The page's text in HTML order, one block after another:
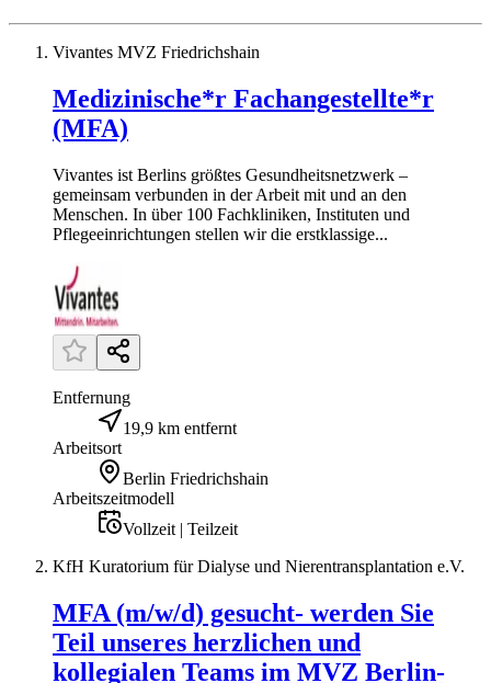
Vivantes MVZ Friedrichshain
Medizinische*r Fachangestellte*r
(MFA)
Vivantes ist Berlins größtes Gesundheitsnetzwerk –
gemeinsam verbunden in der Arbeit mit und an den
Menschen. In über 100 Fachkliniken, Instituten und
Pflegeeinrichtungen stellen wir die erstklassige...
Entfernung
19,9 km entfernt
Arbeitsort
Berlin Friedrichshain
Arbeitszeitmodell
Vollzeit | Teilzeit
KfH Kuratorium für Dialyse und Nierentransplantation e.V.
MFA (m/w/d) gesucht- werden Sie
Teil unseres herzlichen und
kollegialen Teams im MVZ Berlin-